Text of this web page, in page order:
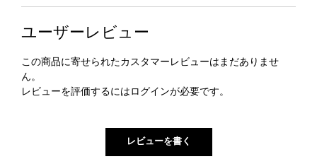
ユーザーレビュー
この商品に寄せられたカスタマーレビューはまだありませ
ん。
レビューを評価するには ログインが必要です。